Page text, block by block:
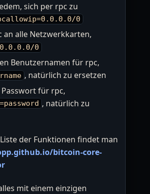
sich per rpc zu
0
an alle Netzwerkkarten,
0
Benutzernamen für rpc,
, natürlich zu ersetzen
für rpc,
, natürlich zu
der Funktionen findet man
bitcoin-core-
mit einem einzigen